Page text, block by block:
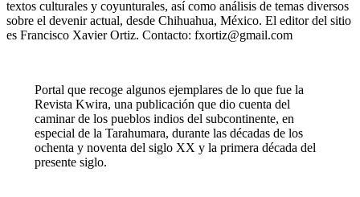
textos culturales y coyunturales, así como análisis de temas diversos
sobre el devenir actual, desde Chihuahua, México. El editor del sitio
es Francisco Xavier Ortiz. Contacto: fxortiz@gmail.com
Portal que recoge algunos ejemplares de lo que fue la
Revista Kwira, una publicación que dio cuenta del
caminar de los pueblos indios del subcontinente, en
especial de la Tarahumara, durante las décadas de los
ochenta y noventa del siglo XX y la primera década del
presente siglo.